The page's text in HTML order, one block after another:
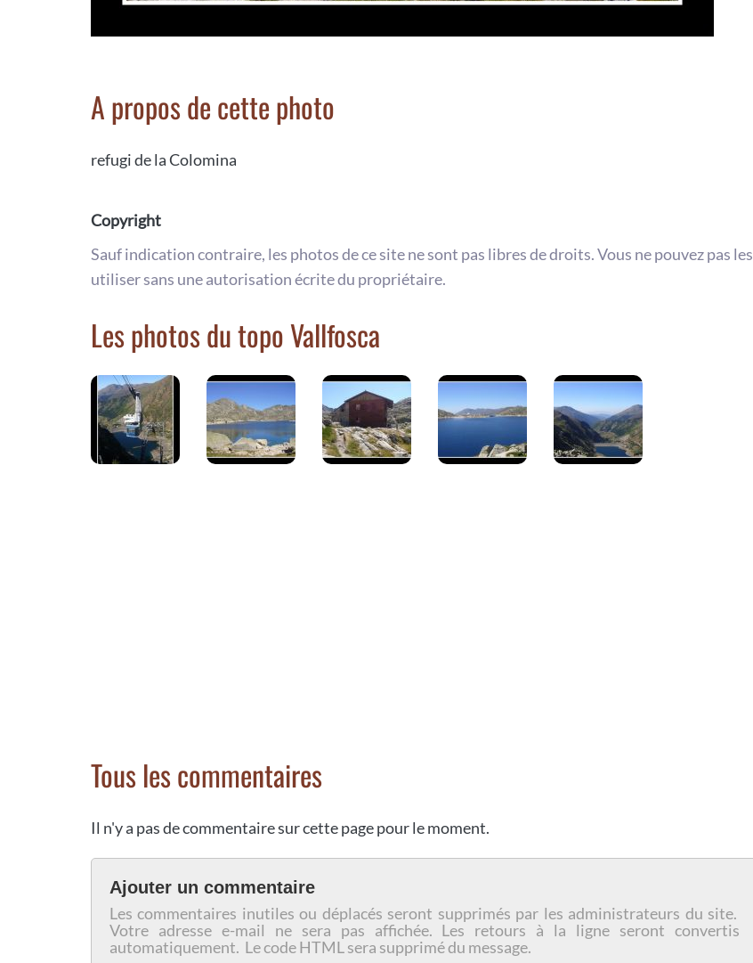
A propos de cette photo
refugi de la Colomina
Copyright
Sauf indication contraire, les photos de ce site ne sont pas libres de droits. Vous ne pouvez pas les
utiliser sans une autorisation écrite du propriétaire.
Les photos du topo Vallfosca
Tous les commentaires
Il n'y a pas de commentaire sur cette page pour le moment.
Ajouter un commentaire
Les commentaires inutiles ou déplacés seront supprimés par les administrateurs du site.
Votre adresse e-mail ne sera pas affichée. Les retours à la ligne seront convertis
automatiquement. Le code HTML sera supprimé du message.